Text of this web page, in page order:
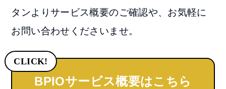
タンよりサービス概要のご確認や、お気軽に
お問い合わせくださいませ。
CLICK!
BPIOサービス概要はこちら